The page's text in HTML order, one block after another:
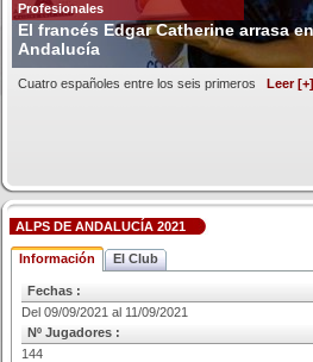
Profesionales
El francés Edgar Catherine arrasa
Andalucía
Cuatro españoles entre los seis primeros Leer [+]
ALPS DE ANDALUCÍA 2021
Información El Club
Fechas :
Del 09/09/2021 al 11/09/2021
Nº Jugadores :
144